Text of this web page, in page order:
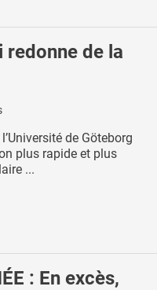
redonne de la
de Göteborg
plus rapide et plus
...
: En excès,